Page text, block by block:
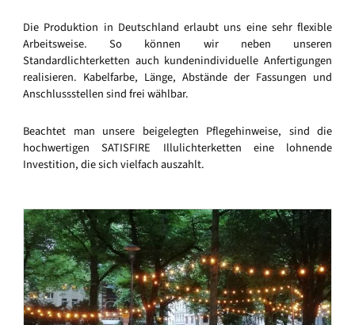
Die Produktion in Deutschland erlaubt uns eine sehr flexible
Arbeitsweise. So können wir neben unseren
Standardlichterketten auch kundenindividuelle Anfertigungen
realisieren. Kabelfarbe, Länge, Abstände der Fassungen und
Anschlussstellen sind frei wählbar.
Beachtet man unsere beigelegten Pflegehinweise, sind die
hochwertigen SATISFIRE Illulichterketten eine lohnende
Investition, die sich vielfach auszahlt.